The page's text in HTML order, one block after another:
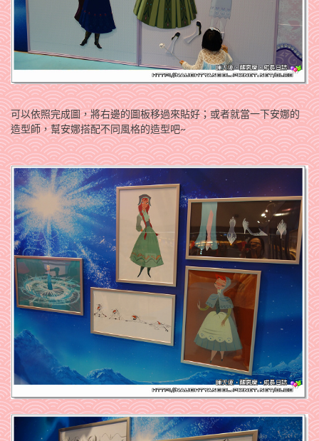
可以依照完成圖，將右邊的圖板移過來貼好；或者就當一下安娜的
造型師，幫安娜搭配不同風格的造型吧~